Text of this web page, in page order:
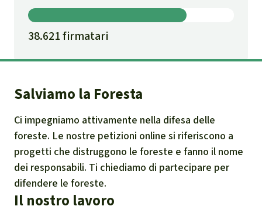
38.621 firmatari
Salviamo la Foresta
Ci impegniamo attivamente nella difesa delle
foreste. Le nostre petizioni online si riferiscono a
progetti che distruggono le foreste e fanno il nome
dei responsabili. Ti chiediamo di partecipare per
difendere le foreste.
Il nostro lavoro